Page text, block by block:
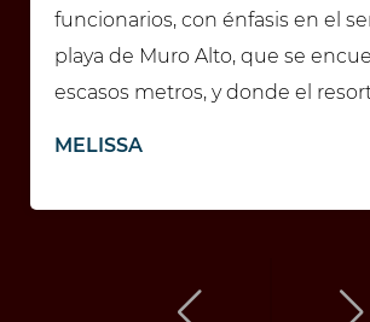
funcionarios, con énfasis en el
playa de Muro Alto, que se
escasos metros, y donde el
MELISSA